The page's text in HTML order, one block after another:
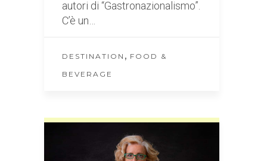
autori di “Gastronazionalismo”.
C’è un…
DESTINATION , FOOD &
BEVERAGE